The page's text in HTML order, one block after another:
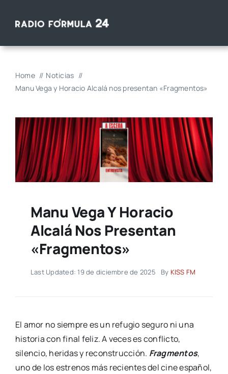
Home
Noticias
Manu Vega y Horacio Alcalá nos presentan «Fragmentos»
Manu Vega Y Horacio
Alcalá Nos Presentan
«Fragmentos»
Last Updated: 19 de diciembre de 2025 By KISS FM
El amor no siempre es un refugio seguro ni una
historia con final feliz. A veces es conflicto,
silencio, heridas y reconstrucción. Fragmentos,
uno de los estrenos más recientes del cine español,